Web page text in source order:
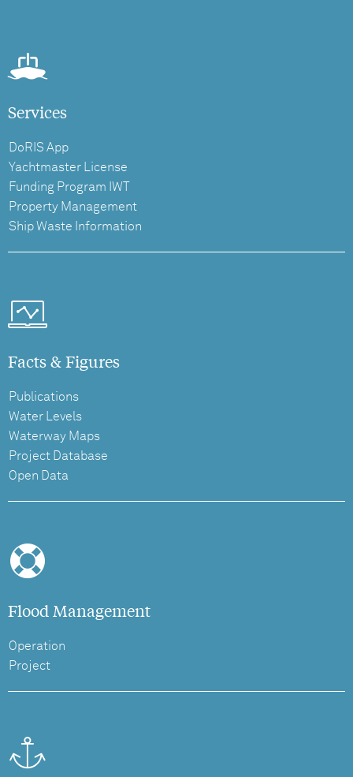
Services
DoRIS App
Yachtmaster License
Funding Program IWT
Property Management
Ship Waste Information
Facts & Figures
Publications
Water Levels
Waterway Maps
Project Database
Open Data
Flood Management
Operation
Project